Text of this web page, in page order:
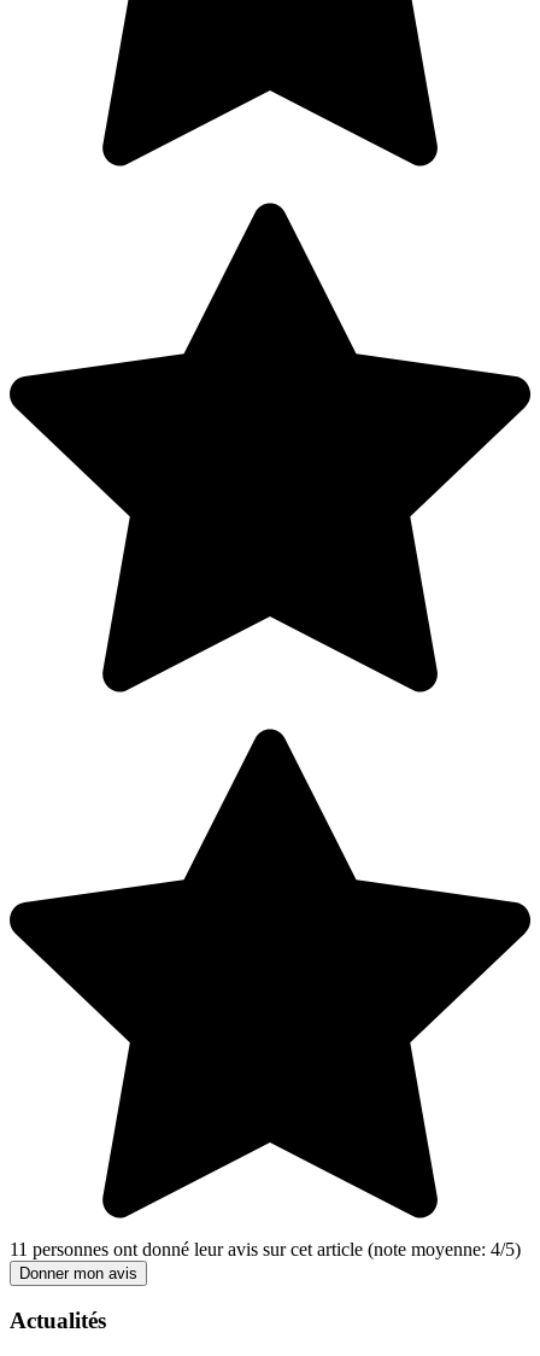
11 personnes ont donné leuravis sur cet article (note moyenne: 4/5)
Donner mon avis
Actualités